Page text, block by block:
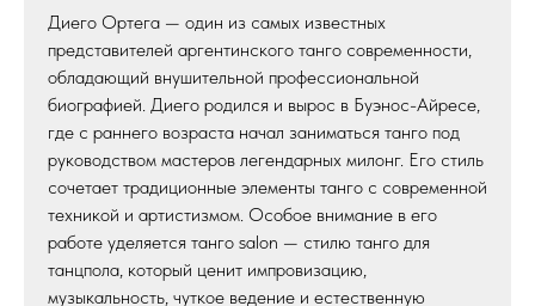
Диего Ортега — один из самых известных
представителей аргентинского танго современности,
обладающий внушительной профессиональной
биографией. Диего родился и вырос в Буэнос-Айресе,
где с раннего возраста начал заниматься танго под
руководством мастеров легендарных милонг. Его стиль
сочетает традиционные элементы танго с современной
техникой и артистизмом. Особое внимание в его
работе уделяется танго salon — стилю танго для
танцпола, который ценит импровизацию,
музыкальность, чуткое ведение и естественную